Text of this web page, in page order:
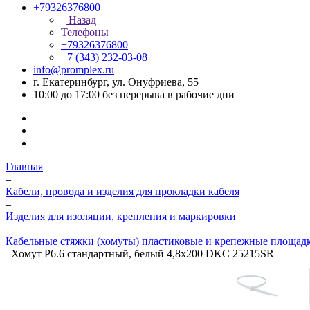
+79326376800
Назад
Телефоны
+79326376800
+7 (343) 232-03-08
info@promplex.ru
г. Екатеринбург, ул. Онуфриева, 55
10:00 до 17:00 без перерыва в рабочие дни
Главная
–
Кабели, провода и изделия для прокладки кабеля
–
Изделия для изоляции, крепления и маркировки
–
Кабельные стяжки (хомуты) пластиковые и крепежные
–Хомут P6.6 стандартный, белый 4,8x200 DKC 25215SR